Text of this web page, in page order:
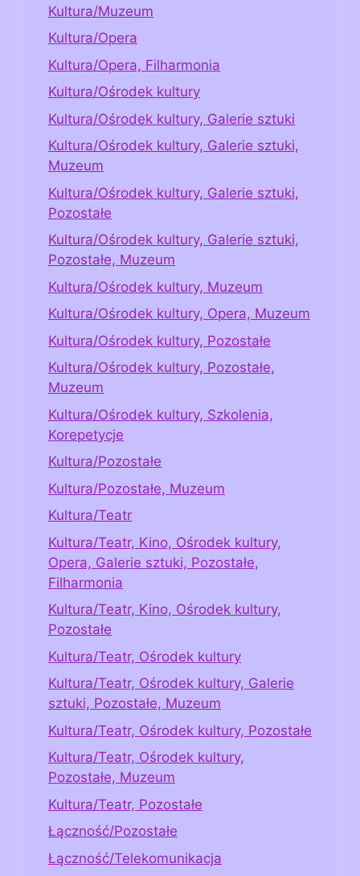
Kultura/Muzeum
Kultura/Opera
Kultura/Opera, Filharmonia
Kultura/Ośrodek kultury
Kultura/Ośrodek kultury, Galerie sztuki
Kultura/Ośrodek kultury, Galerie sztuki,
Muzeum
Kultura/Ośrodek kultury, Galerie sztuki,
Pozostałe
Kultura/Ośrodek kultury, Galerie sztuki,
Pozostałe, Muzeum
Kultura/Ośrodek kultury, Muzeum
Kultura/Ośrodek kultury, Opera, Muzeum
Kultura/Ośrodek kultury, Pozostałe
Kultura/Ośrodek kultury, Pozostałe,
Muzeum
Kultura/Ośrodek kultury, Szkolenia,
Korepetycje
Kultura/Pozostałe
Kultura/Pozostałe, Muzeum
Kultura/Teatr
Kultura/Teatr, Kino, Ośrodek kultury,
Opera, Galerie sztuki, Pozostałe,
Filharmonia
Kultura/Teatr, Kino, Ośrodek kultury,
Pozostałe
Kultura/Teatr, Ośrodek kultury
Kultura/Teatr, Ośrodek kultury, Galerie
sztuki, Pozostałe, Muzeum
Kultura/Teatr, Ośrodek kultury, Pozostałe
Kultura/Teatr, Ośrodek kultury,
Pozostałe, Muzeum
Kultura/Teatr, Pozostałe
Łączność/Pozostałe
Łączność/Telekomunikacja